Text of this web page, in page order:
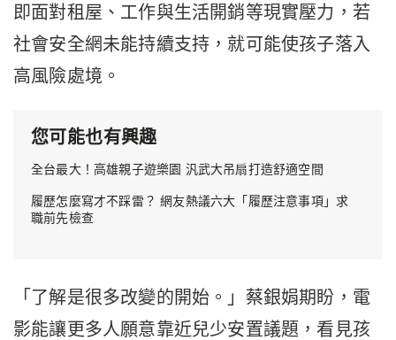
即面對租屋、工作與生活開銷等現實壓力，若
社會安全網未能持續支持，就可能使孩子落入
高風險處境。
您可能也有興趣
全台最大！高雄親子遊樂園 汎武大吊扇打造舒適空間
履歷怎麼寫才不踩雷？ 網友熱議六大「履歷注意事項」求
職前先檢查
「了解是很多改變的開始。」蔡銀娟期盼，電
影能讓更多人願意靠近兒少安置議題，看見孩